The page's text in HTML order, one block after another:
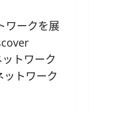
ワークを展
トワーク
トワーク